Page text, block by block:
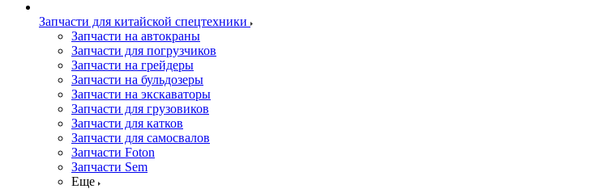
Запчасти для китайской спецтехники
Запчасти на автокраны
Запчасти для погрузчиков
Запчасти на грейдеры
Запчасти на бульдозеры
Запчасти на экскаваторы
Запчасти для грузовиков
Запчасти для катков
Запчасти для самосвалов
Запчасти Foton
Запчасти Sem
Еще